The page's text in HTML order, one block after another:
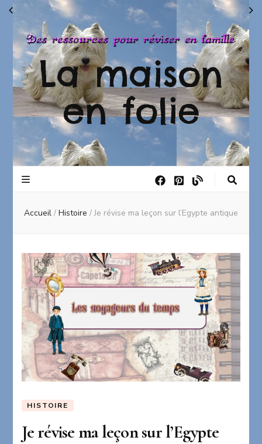
La maison
en folie
Accueil / Histoire / Je révise ma leçon sur l’Egypte antique
HISTOIRE
Je révise ma leçon sur l’Egypte